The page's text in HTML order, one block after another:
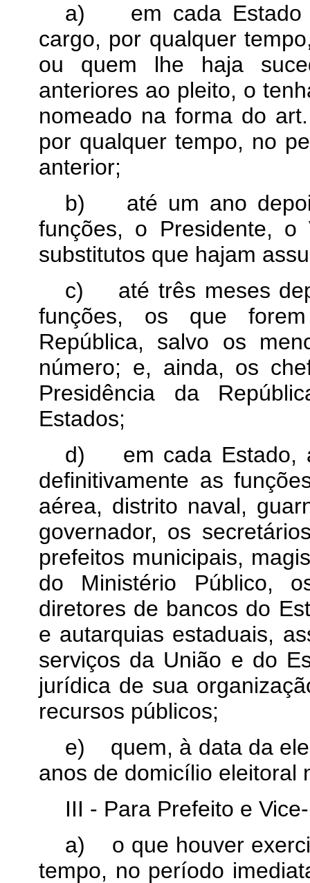
a) em cada
cargo, por qualquer
ou quem lhe haja
anteriores ao pleito, o
nomeado na forma do
por qualquer tempo, no
anterior;
b) até um ano
funções, o Presidente, o
substitutos que hajam
c) até três meses
funções, os que
República, salvo os
número; e, ainda, os
Presidência da
Estados;
d) em cada Estado,
definitivamente as
aérea, distrito naval,
governador, os
prefeitos municipais,
do Ministério Público,
diretores de bancos do
e autarquias estaduais,
serviços da União e do
jurídica de sua
recursos públicos;
e) quem, à data da
anos de domicílio eleitoral
III - Para Prefeito e
a) o que houver
tempo, no período